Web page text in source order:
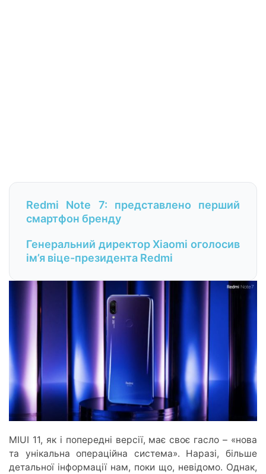
Redmi Note 7: представлено перший
смартфон бренду
Генеральний директор Xiaomi оголосив
ім’я віце-президента Redmi
MIUI 11, як і попередні версії, має своє гасло – «нова
та унікальна операційна система». Наразі, більше
детальної інформації нам, поки що, невідомо. Однак,